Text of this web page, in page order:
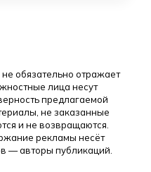
обязательно отражает
лица несут
предлагаемой
не заказанные
и не возвращаются.
рекламы несёт
— авторы публикаций.